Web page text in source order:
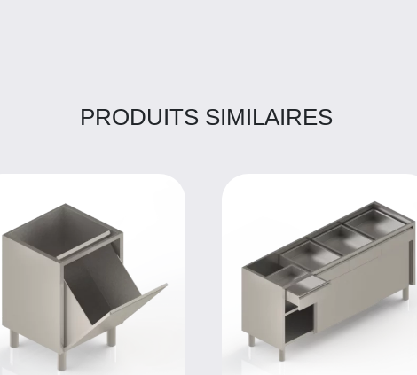
PRODUITS SIMILAIRES